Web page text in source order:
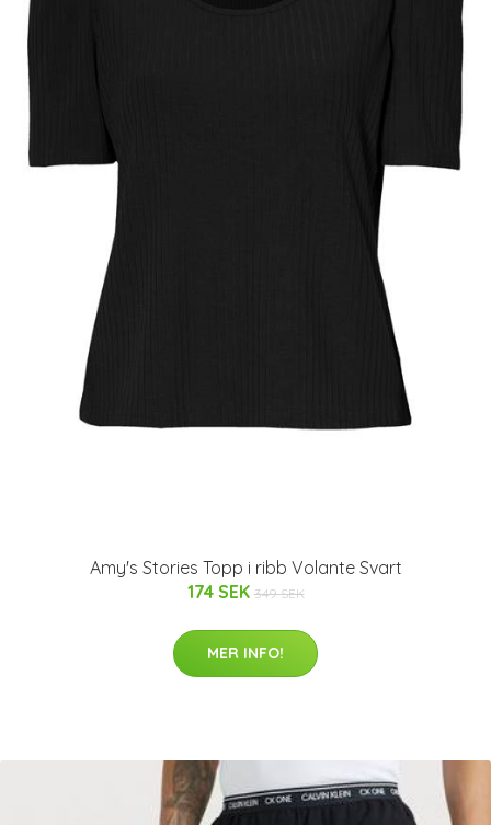
Amy's Stories Topp i ribb Volante Svart
174 SEK 349 SEK
MER INFO!